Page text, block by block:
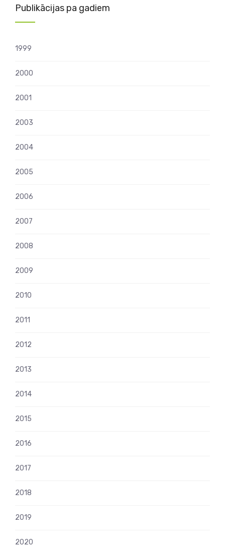
lappusēm
Publikācijas pa gadiem
1999
2000
2001
2003
2004
2005
2006
2007
2008
2009
2010
2011
2012
2013
2014
2015
2016
2017
2018
2019
2020